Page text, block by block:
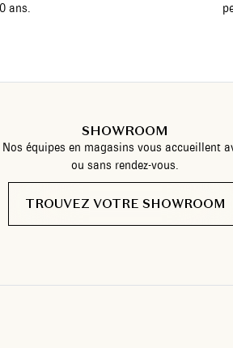
ans.
SHOWROOM
Nos équipes en magasins vous accueillent
ou sans rendez-vous.
TROUVEZ VOTRE SHOWROOM